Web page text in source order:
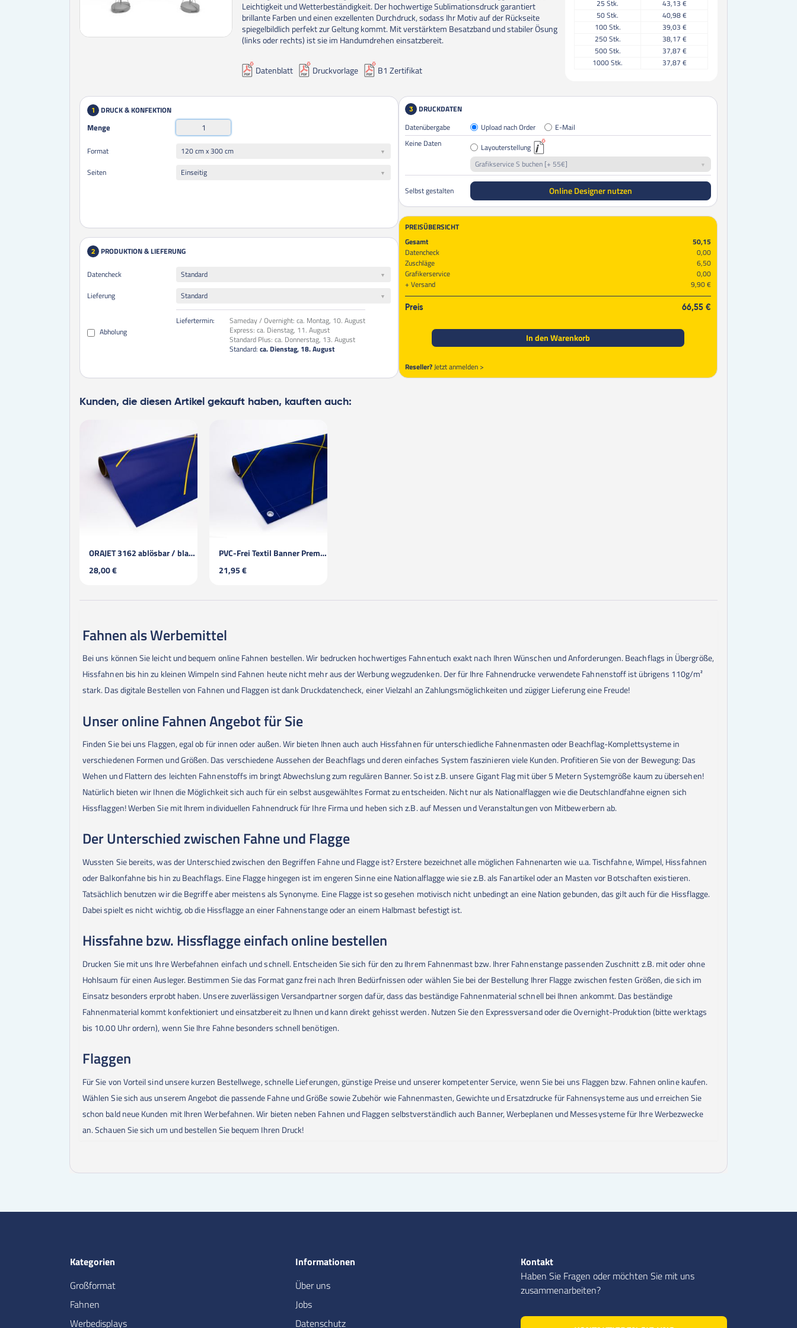
Leichtigkeit und Wetterbeständigkeit. Der hochwertige Sublimationsdruck garantiert
brillante Farben und einen exzellenten Durchdruck, sodass Ihr Motiv auf der Rückseite
spiegelbildlich perfekt zur Geltung kommt. Mit verstärktem Besatzband und stabiler Ösung
(links oder rechts) ist sie im Handumdrehen einsatzbereit.
25 Stk.
43,13 €
50Stk.
40,98 €
100Stk.
39,03 €
250Stk.
38,17 €
500Stk.
37,87 €
1000Stk. 37,87 €
Datenblatt Druckvorlage B1 Zertifikat
1 DRUCK & KONFEKTION
Menge
Format
120 cm x 300 cm
Seiten
Einseitig
2 PRODUKTION & LIEFERUNG
Datencheck
Standard
Lieferung
Standard
Abholung
Liefertermin: Sameday / Overnight: ca. Montag, 10. August
Express: ca. Dienstag, 11. August
Standard Plus: ca. Donnerstag, 13. August
Standard: ca. Dienstag, 18. August
3
DRUCKDATEN
Datenübergabe
Upload nach Order
E-Mail
Keine Daten
Layouterstellung
Grafikservice S buchen [+ 55€]
Selbst gestalten Online Designer nutzen
PREISÜBERSICHT
Gesamt
50,15
Datencheck
0,00
Zuschläge
6,50
Grafikerservice
0,00
Versand
9,90 €
Preis 66,55 €
In den Warenkorb
Reseller?Jetzt anmelden >
Kunden, die diesen Artikel gekauft haben, kauften auch:
ORAJET 3162 ablösbar / blasenfrei
28,00 €
PVC-Frei Textil Banner Premium
21,95 €
Fahnen als Werbemittel
Bei uns können Sie leicht und bequem online Fahnen bestellen. Wir bedrucken hochwertiges Fahnentuch exakt nach Ihren Wünschen und Anforderungen. Beachflags in Übergröße,
Hissfahnen bis hin zu kleinen Wimpeln sind Fahnen heute nicht mehr aus der Werbung wegzudenken. Der für Ihre Fahnendrucke verwendete Fahnenstoff ist übrigens 110g/m²
stark. Das digitale Bestellen von Fahnen und Flaggen ist dank Druckdatencheck, einer Vielzahl an Zahlungsmöglichkeiten und zügiger Lieferung eine Freude!
Unser online Fahnen Angebot für Sie
Finden Sie bei uns Flaggen, egal ob für innen oder außen. Wir bieten Ihnen auch auch Hissfahnen für unterschiedliche Fahnenmasten oder Beachflag-Komplettsysteme in
verschiedenen Formen und Größen. Das verschiedene Aussehen der Beachflags und deren einfaches System faszinieren viele Kunden. Profitieren Sie von der Bewegung: Das
Wehen und Flattern des leichten Fahnenstoffs im bringt Abwechslung zum regulären Banner. So ist z.B. unsere Gigant Flag mit über 5 Metern Systemgröße kaum zu übersehen!
Natürlich bieten wir Ihnen die Möglichkeit sich auch für ein selbst ausgewähltes Format zu entscheiden. Nicht nur als Nationalflaggen wie die Deutschlandfahne eignen sich
Hissflaggen! Werben Sie mit Ihrem individuellen Fahnendruck für Ihre Firma und heben sich z.B. auf Messen und Veranstaltungen von Mitbewerbern ab.
Der Unterschied zwischen Fahne und Flagge
Wussten Sie bereits, was der Unterschied zwischen den Begriffen Fahne und Flagge ist? Erstere bezeichnet alle möglichen Fahnenarten wie u.a. Tischfahne, Wimpel, Hissfahnen
oder Balkonfahne bis hin zu Beachflags. Eine Flagge hingegen ist im engeren Sinne eine Nationalflagge wie sie z.B. als Fanartikel oder an Masten vor Botschaften existieren.
Tatsächlich benutzen wir die Begriffe aber meistens als Synonyme. Eine Flagge ist so gesehen motivisch nicht unbedingt an eine Nation gebunden, das gilt auch für die Hissflagge.
Dabei spielt es nicht wichtig, ob die Hissflagge an einer Fahnenstange oder an einem Halbmast befestigt ist.
Hissfahne bzw. Hissflagge einfach online bestellen
Drucken Sie mit uns Ihre Werbefahnen einfach und schnell. Entscheiden Sie sich für den zu Ihrem Fahnenmast bzw. Ihrer Fahnenstange passenden Zuschnitt z.B. mit oder ohne
Hohlsaum für einen Ausleger. Bestimmen Sie das Format ganz frei nach Ihren Bedürfnissen oder wählen Sie bei der Bestellung Ihrer Flagge zwischen festen Größen, die sich im
Einsatz besonders erprobt haben. Unsere zuverlässigen Versandpartner sorgen dafür, dass das beständige Fahnenmaterial schnell bei Ihnen ankommt. Das beständige
Fahnenmaterial kommt konfektioniert und einsatzbereit zu Ihnen und kann direkt gehisst werden. Nutzen Sie den Expressversand oder die Overnight-Produktion (bitte werktags
bis 10.00 Uhr ordern), wenn Sie Ihre Fahne besonders schnell benötigen.
Flaggen
Für Sie von Vorteil sind unsere kurzen Bestellwege, schnelle Lieferungen, günstige Preise und unserer kompetenter Service, wenn Sie bei uns Flaggen bzw. Fahnen online kaufen.
Wählen Sie sich aus unserem Angebot die passende Fahne und Größe sowie Zubehör wie Fahnenmasten, Gewichte und Ersatzdrucke für Fahnensysteme aus und erreichen Sie
schon bald neue Kunden mit Ihren Werbefahnen. Wir bieten neben Fahnen und Flaggen selbstverständlich auch Banner, Werbeplanen und Messesysteme für Ihre Werbezwecke
an. Schauen Sie sich um und bestellen Sie bequem Ihren Druck!
Kontakt
Haben Sie Fragen oder möchten Sie mit uns
zusammenarbeiten?
Kategorien
Großformat
Fahnen
Werbedisplays
Informationen
Über uns
Jobs
Datenschutz